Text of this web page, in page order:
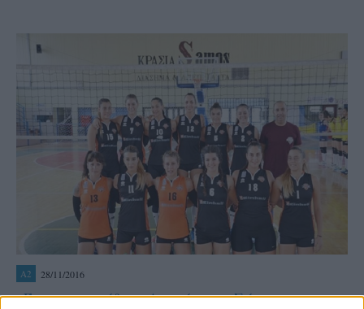
A2 28/11/2016
«Έσπασε το ρόδι» η Αναγέννηση Σάμου